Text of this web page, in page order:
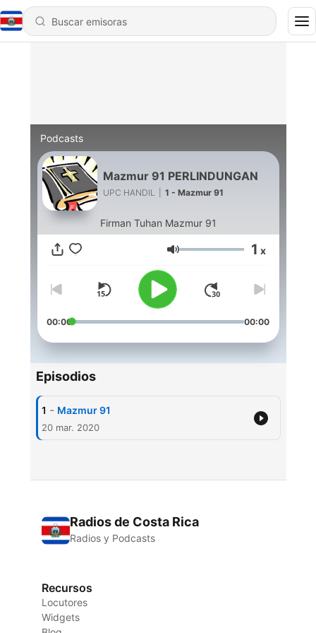
Podcasts
Mazmur 91 PERLINDUNGAN
UPC HANDIL 1 - Mazmur 91
Firman Tuhan Mazmur 91
Volumen 1 x
00:00 00:00
Episodios
1 - Mazmur 91
20 mar. 2020
Radios de Costa Rica
Radios y Podcasts
Recursos
Locutores
Widgets